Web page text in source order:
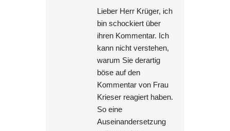
Lieber Herr Krüger, ich
bin schockiert über
ihren Kommentar. Ich
kann nicht verstehen,
warum Sie derartig
böse auf den
Kommentar von Frau
Krieser reagiert haben.
So eine
Auseinandersetzung